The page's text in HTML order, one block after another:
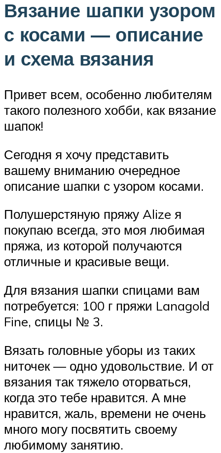
Вязание шапки узором
с косами — описание
и схема вязания
Привет всем, особенно любителям
такого полезного хобби, как вязание
шапок!
Сегодня я хочу представить
вашему вниманию очередное
описание шапки с узором косами.
Полушерстяную пряжу Alize я
покупаю всегда, это моя любимая
пряжа, из которой получаются
отличные и красивые вещи.
Для вязания шапки спицами вам
потребуется: 100 г пряжи Lanagold
Fine, спицы № 3.
Вязать головные уборы из таких
ниточек — одно удовольствие. И от
вязания так тяжело оторваться,
когда это тебе нравится. А мне
нравится, жаль, времени не очень
много могу посвятить своему
любимому занятию.